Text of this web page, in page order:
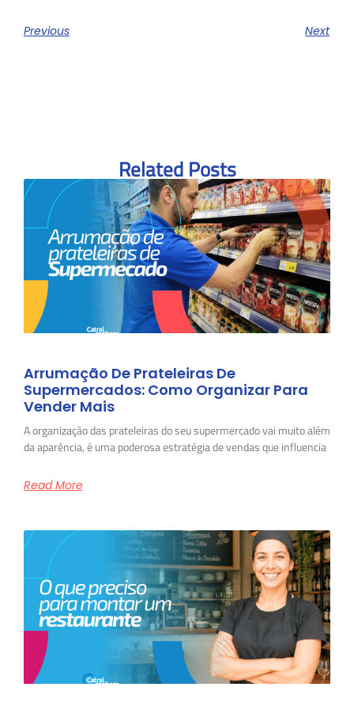
Previous Next
Related Posts
Arrumação De Prateleiras De
Supermercados: Como Organizar Para
Vender Mais
A organização das prateleiras do seu supermercado vai muito além
da aparência, é uma poderosa estratégia de vendas que influencia
Read More